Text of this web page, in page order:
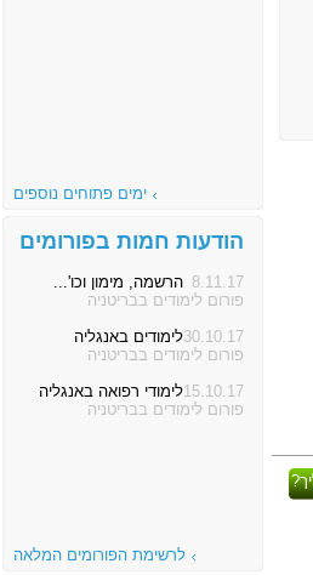
ימים פתוחים נוספים
הודעות חמות בפורומים
8.11.17 הרשמה, מימון וכו'...
פורום לימודים בבריטניה
30.10.17לימודים באנגליה
פורום לימודים בבריטניה
15.10.17לימודי רפואה באנגליה
פורום לימודים בבריטניה
לרשימת הפורומים המלאה